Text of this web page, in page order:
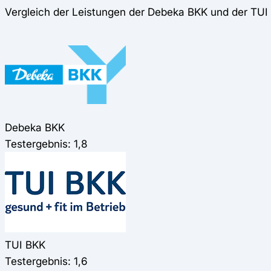
Vergleich der Leistungen der Debeka BKK und der TUI
Debeka BKK
Testergebnis: 1,8
TUI BKK
Testergebnis: 1,6